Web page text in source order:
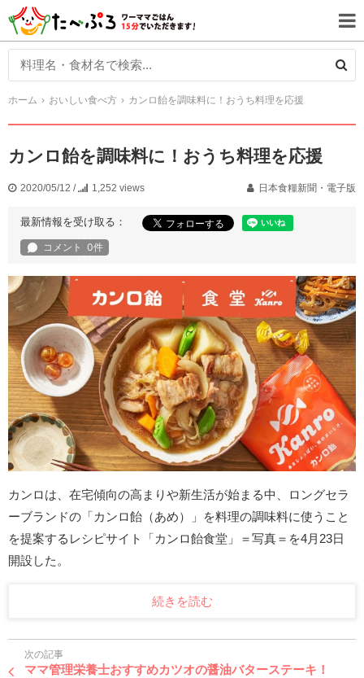
ホーム おいしい食べ方 カンロ飴を調味料に！おうち料理を応援
カンロ飴を調味料に！おうち料理を応援
2020/05/12 / 1,252 views 日本食糧新聞・電子版
最新情報を受け取る：
カンロは、在宅傾向の高まりや新生活が始まる中、ロングセラ
ーブランドの「カンロ飴（あめ）」を料理の調味料に使うこと
を提案するレシピサイト「カンロ飴食堂」＝写真＝を4月23日
開設した。
続きを読む
次の記事
ママ管理栄養士おすすめカツオの醤油バターステーキ！